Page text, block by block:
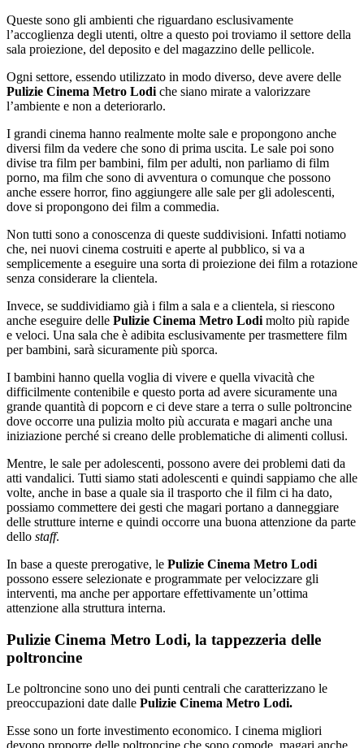
Queste sono gli ambienti che riguardano esclusivamente
l’accoglienza degli utenti, oltre a questo poi troviamo il settore della
sala proiezione, del deposito e del magazzino delle pellicole.
Ogni settore, essendo utilizzato in modo diverso, deve avere delle
Pulizie Cinema Metro Lodi che siano mirate a valorizzare
l’ambiente e non a deteriorarlo.
I grandi cinema hanno realmente molte sale e propongono anche
diversi film da vedere che sono di prima uscita. Le sale poi sono
divise tra film per bambini, film per adulti, non parliamo di film
porno, ma film che sono di avventura o comunque che possono
anche essere horror, fino aggiungere alle sale per gli adolescenti,
dove si propongono dei film a commedia.
Non tutti sono a conoscenza di queste suddivisioni. Infatti notiamo
che, nei nuovi cinema costruiti e aperte al pubblico, si va a
semplicemente a eseguire una sorta di proiezione dei film a rotazione
senza considerare la clientela.
Invece, se suddividiamo già i film a sala e a clientela, si riescono
anche eseguire delle Pulizie Cinema Metro Lodi molto più rapide
e veloci. Una sala che è adibita esclusivamente per trasmettere film
per bambini, sarà sicuramente più sporca.
I bambini hanno quella voglia di vivere e quella vivacità che
difficilmente contenibile e questo porta ad avere sicuramente una
grande quantità di popcorn e ci deve stare a terra o sulle poltroncine
dove occorre una pulizia molto più accurata e magari anche una
iniziazione perché si creano delle problematiche di alimenti collusi.
Mentre, le sale per adolescenti, possono avere dei problemi dati da
atti vandalici. Tutti siamo stati adolescenti e quindi sappiamo che alle
volte, anche in base a quale sia il trasporto che il film ci ha dato,
possiamo commettere dei gesti che magari portano a danneggiare
delle strutture interne e quindi occorre una buona attenzione da parte
dello staff.
In base a queste prerogative, le Pulizie Cinema Metro Lodi
possono essere selezionate e programmate per velocizzare gli
interventi, ma anche per apportare effettivamente un’ottima
attenzione alla struttura interna.
Pulizie Cinema Metro Lodi, la tappezzeria delle
poltroncine
Le poltroncine sono uno dei punti centrali che caratterizzano le
preoccupazioni date dalle Pulizie Cinema Metro Lodi.
Esse sono un forte investimento economico. I cinema migliori